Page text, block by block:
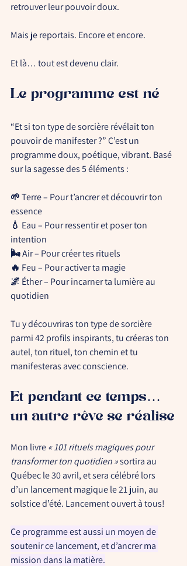
retrouver leur pouvoir doux.
Mais je reportais. Encore et encore.
Et là… tout est devenu clair.
Le programme est né
“Et si ton type de sorcière révélait ton
pouvoir de manifester ?” C’est un
programme doux, poétique, vibrant. Basé
sur la sagesse des 5 éléments :
🌱 Terre – Pour t’ancrer et découvrir ton
essence
💧 Eau – Pour ressentir et poser ton
intention
🌬 Air – Pour créer tes rituels
🔥 Feu – Pour activer ta magie
🌌 Éther – Pour incarner ta lumière au
quotidien
Tu y découvriras ton type de sorcière
parmi 42 profils inspirants, tu créeras ton
autel, ton rituel, ton chemin et tu
manifesteras avec conscience.
Et pendant ce temps…
un autre rêve se réalise
Mon livre « 101 rituels magiques pour
transformer ton quotidien » sortira au
Québec le 30 avril, et sera célébré lors
d’un lancement magique le 21 juin, au
solstice d’été. Lancement ouvert à tous!
Ce programme est aussi un moyen de
soutenir ce lancement, et d’ancrer ma
mission dans la matière.